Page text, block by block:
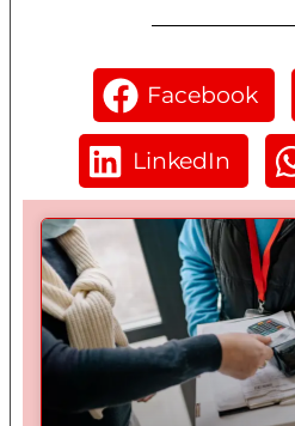
Facebook
LinkedIn